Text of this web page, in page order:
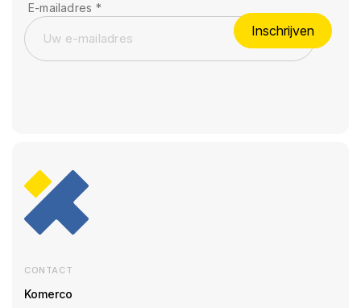
E-mailadres *
Inschrijven
CONTACT
Komerco